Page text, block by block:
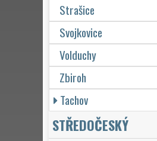
Strašice
Svojkovice
Volduchy
Zbiroh
Tachov
STŘEDOČESKÝ